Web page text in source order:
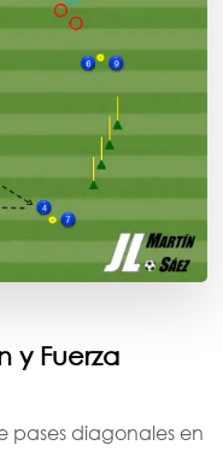
y Fuerza
pases diagonales en